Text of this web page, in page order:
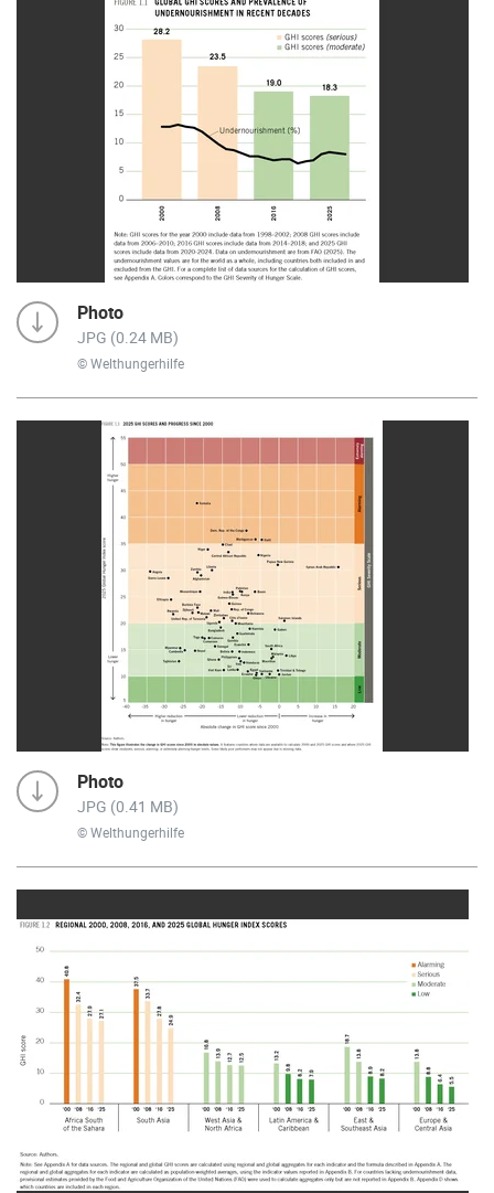
Photo
JPG (0.24 MB)
© Welthungerhilfe
Photo
JPG (0.41 MB)
© Welthungerhilfe